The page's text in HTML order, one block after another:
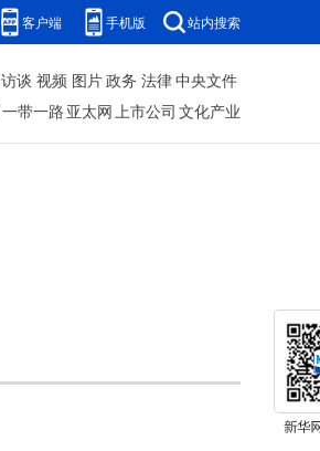
客户端 手机版 站内搜索
访谈 视频 图片政务 法律中央文件
一带一路 亚太网上市公司 文化产业